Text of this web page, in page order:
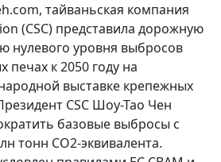
тайваньская компания
(CSC) представила дорожную
нулевого уровня выбросов
печах к 2050 году на
выставке крепежных
CSC Шоу-Тао Чен
базовые выбросы с
тонн CO2-эквивалента.